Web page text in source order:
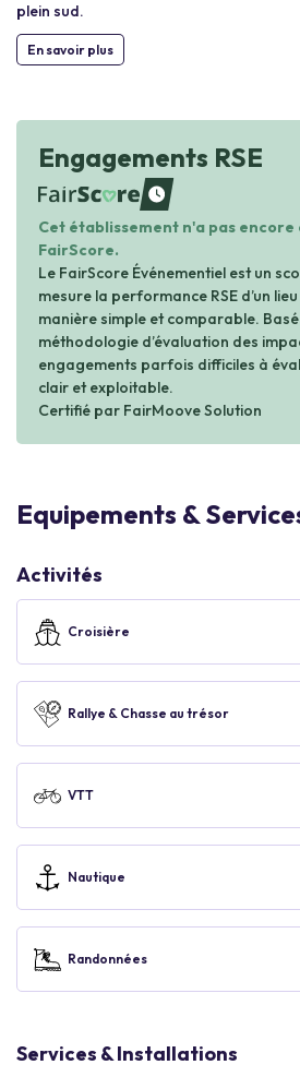
plein sud.
En savoir plus
Engagements RSE
waiting
Cet établissement n'a pas encore
FairScore.
Le FairScore Événementiel est un
mesure la performance RSE d’un
manière simple et comparable.
méthodologie d’évaluation des
engagements parfois difficiles à
clair et exploitable.
Certifié par FairMoove Solution
Equipements &
Activités
Croisière
Rallye & Chasse au trésor
VTT
Nautique
Randonnées
Services & Installations